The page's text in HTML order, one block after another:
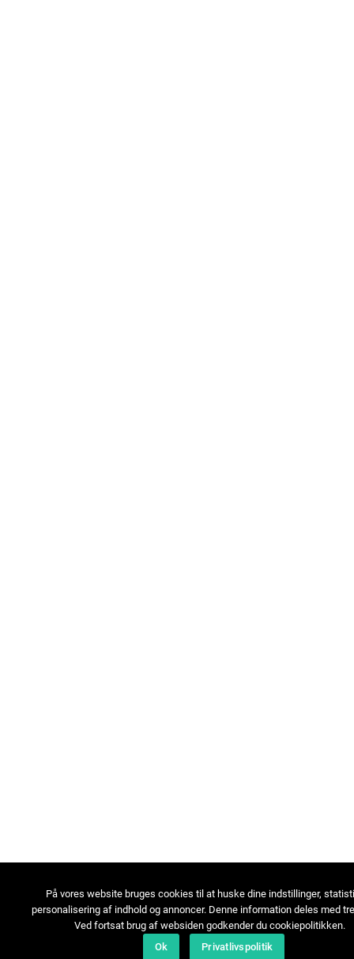
På vores website bruges cookies til at huske dine indstillinger,
personalisering af indhold og annoncer. Denne information deles med
Ved fortsat brug af websiden godkender du cookiepolitikken.
Ok
Privatlivspolitik